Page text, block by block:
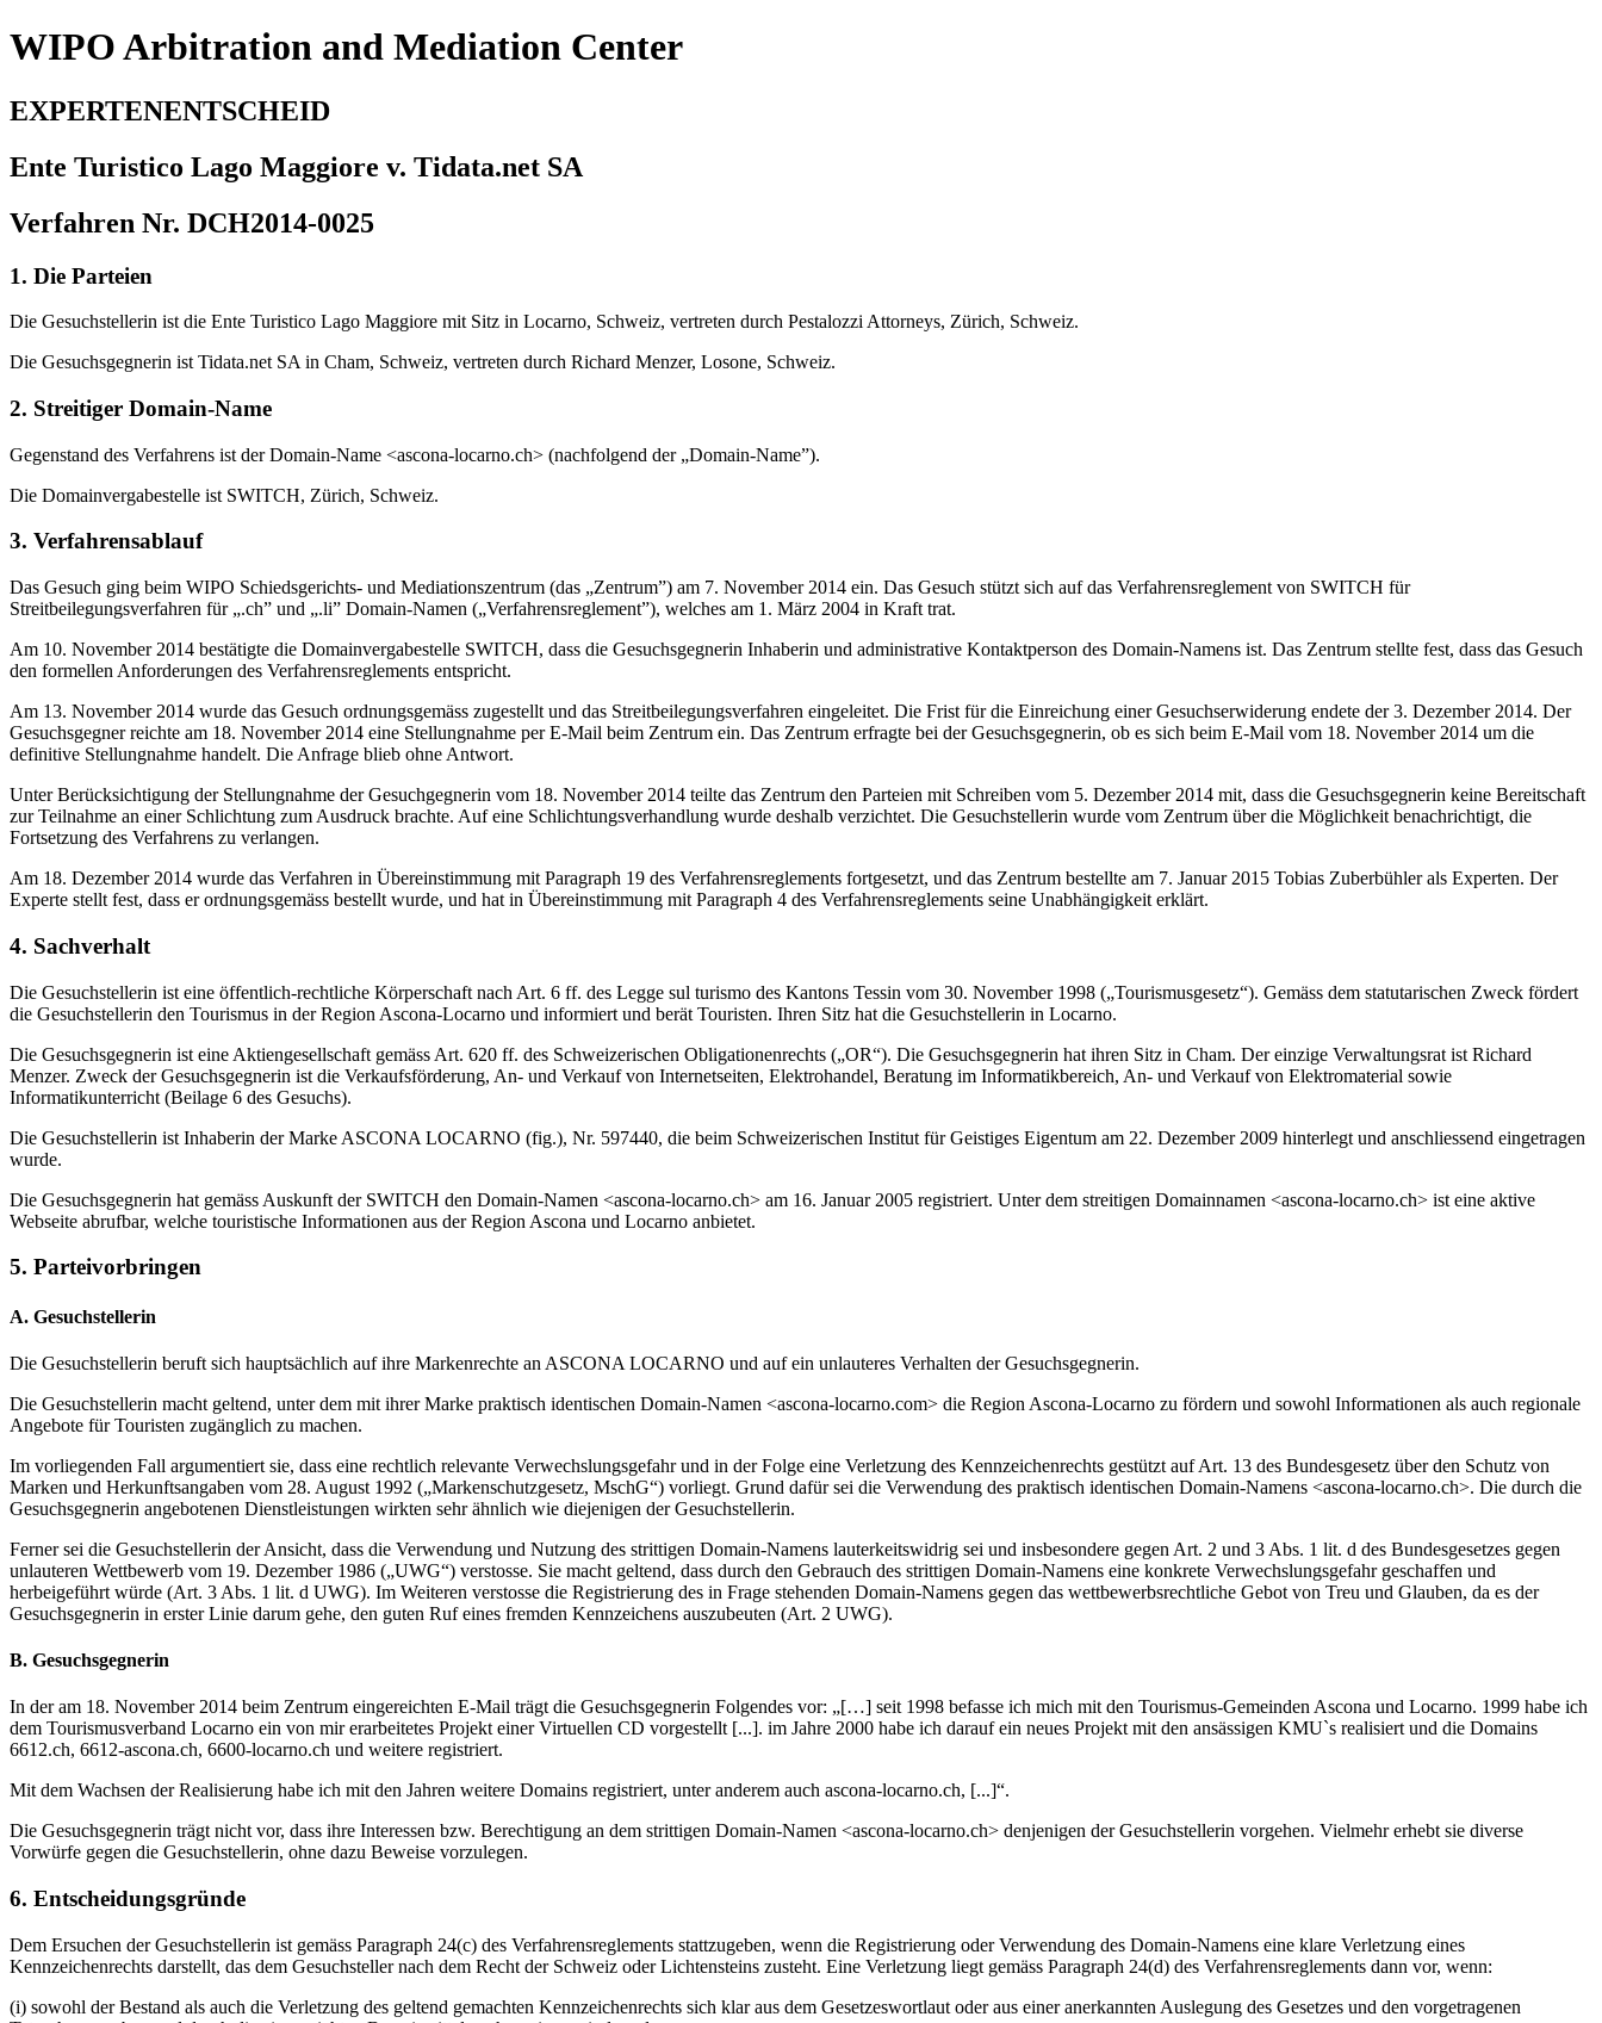
WIPO Arbitration and Mediation Center
EXPERTENENTSCHEID
Ente Turistico Lago Maggiore v. Tidata.net SA
Verfahren Nr. DCH2014-0025
1. Die Parteien
Die Gesuchstellerin ist die Ente Turistico Lago Maggiore mit Sitz in Locarno, Schweiz, vertreten durch Pestalozzi Attorneys, Zürich, Schweiz.
Die Gesuchsgegnerin ist Tidata.net SA in Cham, Schweiz, vertreten durch Richard Menzer, Losone, Schweiz.
2. Streitiger Domain-Name
Gegenstand des Verfahrens ist der Domain-Name <ascona-locarno.ch> (nachfolgend der „Domain-Name”).
Die Domainvergabestelle ist SWITCH, Zürich, Schweiz.
3. Verfahrensablauf
Das Gesuch ging beim WIPO Schiedsgerichts- und Mediationszentrum (das „Zentrum”) am 7. November 2014 ein. Das Gesuch stützt sich auf das Verfahrensreglement von SWITCH für
Streitbeilegungsverfahren für „.ch” und „.li” Domain-Namen („Verfahrensreglement”), welches am 1. März 2004 in Kraft trat.
Am 10. November 2014 bestätigte die Domainvergabestelle SWITCH, dass die Gesuchsgegnerin Inhaberin und administrative Kontaktperson des Domain-Namens ist. Das Zentrum stellte fest, dass das Gesuch
den formellen Anforderungen des Verfahrensreglements entspricht.
Am 13. November 2014 wurde das Gesuch ordnungsgemäss zugestellt und das Streitbeilegungsverfahren eingeleitet. Die Frist für die Einreichung einer Gesuchserwiderung endete der 3. Dezember 2014. Der
Gesuchsgegner reichte am 18. November 2014 eine Stellungnahme per E-Mail beim Zentrum ein. Das Zentrum erfragte bei der Gesuchsgegnerin, ob es sich beim E-Mail vom 18. November 2014 um die
definitive Stellungnahme handelt. Die Anfrage blieb ohne Antwort.
Unter Berücksichtigung der Stellungnahme der Gesuchgegnerin vom 18. November 2014 teilte das Zentrum den Parteien mit Schreiben vom 5. Dezember 2014 mit, dass die Gesuchsgegnerin keine Bereitschaft
zur Teilnahme an einer Schlichtung zum Ausdruck brachte. Auf eine Schlichtungsverhandlung wurde deshalb verzichtet. Die Gesuchstellerin wurde vom Zentrum über die Möglichkeit benachrichtigt, die
Fortsetzung des Verfahrens zu verlangen.
Am 18. Dezember 2014 wurde das Verfahren in Übereinstimmung mit Paragraph 19 des Verfahrensreglements fortgesetzt, und das Zentrum bestellte am 7. Januar 2015 Tobias Zuberbühler als Experten. Der
Experte stellt fest, dass er ordnungsgemäss bestellt wurde, und hat in Übereinstimmung mit Paragraph 4 des Verfahrensreglements seine Unabhängigkeit erklärt.
4. Sachverhalt
Die Gesuchstellerin ist eine öffentlich-rechtliche Körperschaft nach Art. 6 ff. des Legge sul turismo des Kantons Tessin vom 30. November 1998 („Tourismusgesetz“). Gemäss dem statutarischen Zweck fördert
die Gesuchstellerin den Tourismus in der Region Ascona-Locarno und informiert und berät Touristen. Ihren Sitz hat die Gesuchstellerin in Locarno.
Die Gesuchsgegnerin ist eine Aktiengesellschaft gemäss Art. 620 ff. des Schweizerischen Obligationenrechts („OR“). Die Gesuchsgegnerin hat ihren Sitz in Cham. Der einzige Verwaltungsrat ist Richard
Menzer. Zweck der Gesuchsgegnerin ist die Verkaufsförderung, An- und Verkauf von Internetseiten, Elektrohandel, Beratung im Informatikbereich, An- und Verkauf von Elektromaterial sowie
Informatikunterricht (Beilage 6 des Gesuchs).
Die Gesuchstellerin ist Inhaberin der Marke ASCONA LOCARNO (fig.), Nr. 597440, die beim Schweizerischen Institut für Geistiges Eigentum am 22. Dezember 2009 hinterlegt und anschliessend eingetragen
wurde.
Die Gesuchsgegnerin hat gemäss Auskunft der SWITCH den Domain-Namen <ascona-locarno.ch> am 16. Januar 2005 registriert. Unter dem streitigen Domainnamen <ascona-locarno.ch> ist eine aktive
Webseite abrufbar, welche touristische Informationen aus der Region Ascona und Locarno anbietet.
5. Parteivorbringen
A. Gesuchstellerin
Die Gesuchstellerin beruft sich hauptsächlich auf ihre Markenrechte an ASCONA LOCARNO und auf ein unlauteres Verhalten der Gesuchsgegnerin.
Die Gesuchstellerin macht geltend, unter dem mit ihrer Marke praktisch identischen Domain-Namen <ascona-locarno.com> die Region Ascona-Locarno zu fördern und sowohl Informationen als auch regionale
Angebote für Touristen zugänglich zu machen.
Im vorliegenden Fall argumentiert sie, dass eine rechtlich relevante Verwechslungsgefahr und in der Folge eine Verletzung des Kennzeichenrechts gestützt auf Art. 13 des Bundesgesetz über den Schutz von
Marken und Herkunftsangaben vom 28. August 1992 („Markenschutzgesetz, MschG“) vorliegt. Grund dafür sei die Verwendung des praktisch identischen Domain-Namens <ascona-locarno.ch>. Die durch die
Gesuchsgegnerin angebotenen Dienstleistungen wirkten sehr ähnlich wie diejenigen der Gesuchstellerin.
Ferner sei die Gesuchstellerin der Ansicht, dass die Verwendung und Nutzung des strittigen Domain-Namens lauterkeitswidrig sei und insbesondere gegen Art. 2 und 3 Abs. 1 lit. d des Bundesgesetzes gegen
unlauteren Wettbewerb vom 19. Dezember 1986 („UWG“) verstosse. Sie macht geltend, dass durch den Gebrauch des strittigen Domain-Namens eine konkrete Verwechslungsgefahr geschaffen und
herbeigeführt würde (Art. 3 Abs. 1 lit. d UWG). Im Weiteren verstosse die Registrierung des in Frage stehenden Domain-Namens gegen das wettbewerbsrechtliche Gebot von Treu und Glauben, da es der
Gesuchsgegnerin in erster Linie darum gehe, den guten Ruf eines fremden Kennzeichens auszubeuten (Art. 2 UWG).
B. Gesuchsgegnerin
In der am 18. November 2014 beim Zentrum eingereichten E-Mail trägt die Gesuchsgegnerin Folgendes vor: „[…] seit 1998 befasse ich mich mit den Tourismus-Gemeinden Ascona und Locarno. 1999 habe ich
dem Tourismusverband Locarno ein von mir erarbeitetes Projekt einer Virtuellen CD vorgestellt [...]. im Jahre 2000 habe ich darauf ein neues Projekt mit den ansässigen KMU`s realisiert und die Domains
6612.ch, 6612-ascona.ch, 6600-locarno.ch und weitere registriert.
Mit dem Wachsen der Realisierung habe ich mit den Jahren weitere Domains registriert, unter anderem auch ascona-locarno.ch, [...]“.
Die Gesuchsgegnerin trägt nicht vor, dass ihre Interessen bzw. Berechtigung an dem strittigen Domain-Namen <ascona-locarno.ch> denjenigen der Gesuchstellerin vorgehen. Vielmehr erhebt sie diverse
Vorwürfe gegen die Gesuchstellerin, ohne dazu Beweise vorzulegen.
6. Entscheidungsgründe
Dem Ersuchen der Gesuchstellerin ist gemäss Paragraph 24(c) des Verfahrensreglements stattzugeben, wenn die Registrierung oder Verwendung des Domain-Namens eine klare Verletzung eines
Kennzeichenrechts darstellt, das dem Gesuchsteller nach dem Recht der Schweiz oder Lichtensteins zusteht. Eine Verletzung liegt gemäss Paragraph 24(d) des Verfahrensreglements dann vor, wenn:
(i) sowohl der Bestand als auch die Verletzung des geltend gemachten Kennzeichenrechts sich klar aus dem Gesetzeswortlaut oder aus einer anerkannten Auslegung des Gesetzes und den vorgetragenen